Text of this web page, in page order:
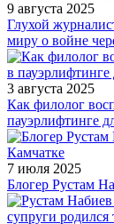
9 августа 2025
Глухой
миру о войне
3 августа 2025
Как филолог
пауэрлифтинге
7 июля 2025
Блогер Рустам